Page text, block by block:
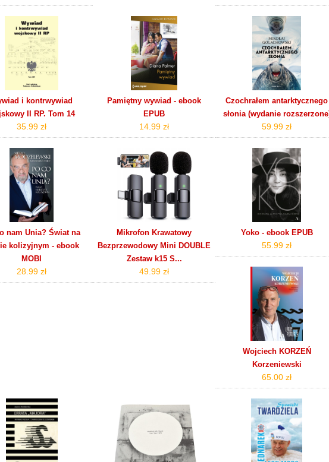
i kontrwywiad
II RP. Tom 14
35.99 zł
Pamiętny wywiad - ebook
EPUB
14.99 zł
Czochrałem antarktycznego
słonia (wydanie
59.99 zł
nam Unia? Świat na
kolizyjnym - ebook
MOBI
28.99 zł
Mikrofon Krawatowy
Bezprzewodowy Mini DOUBLE
Zestaw k15 S...
49.99 zł
Yoko - ebook EPUB
55.99 zł
Wojciech KORZEŃ
Korzeniewski
65.00 zł